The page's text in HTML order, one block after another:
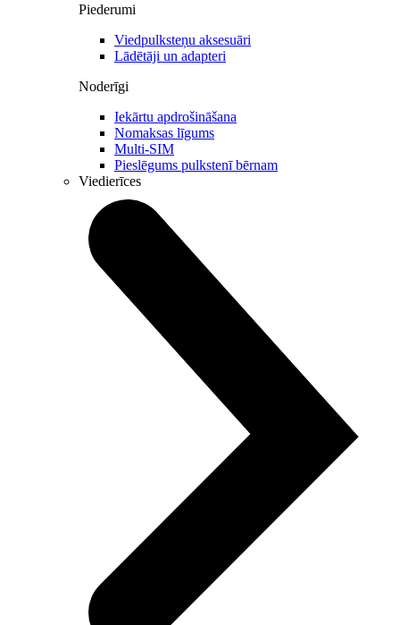
Piederumi
Viedpulksteņu aksesuāri
Lādētāji un adapteri
Noderīgi
Iekārtu apdrošināšana
Nomaksas līgums
Multi-SIM
Pieslēgums pulkstenī bērnam
Viedierīces